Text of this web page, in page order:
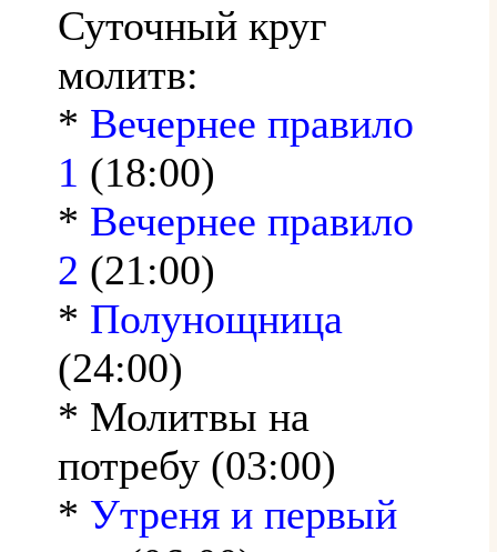
Суточный круг
молитв:
* Вечернее правило
1 (18:00)
* Вечернее правило
2 (21:00)
* Полунощница
(24:00)
* Молитвы на
потребу (03:00)
* Утреня и первый